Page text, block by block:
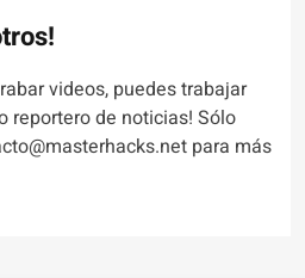
videos, puedes trabajar
reportero de noticias! Sólo
para más